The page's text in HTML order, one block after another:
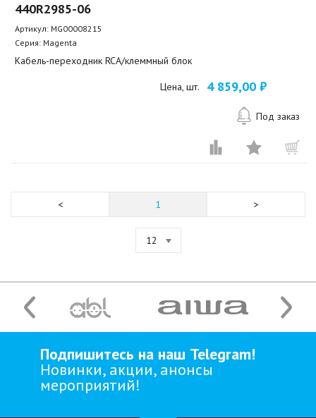
440R2985-06
Артикул: MG00008215
Серия: Magenta
Кабель-переходник RCA/клеммный блок
Цена, шт. 4 859,00 ₽
Под заказ
1
12
Подпишитесь на наш Telegram!
Новинки, акции, анонсы
мероприятий!